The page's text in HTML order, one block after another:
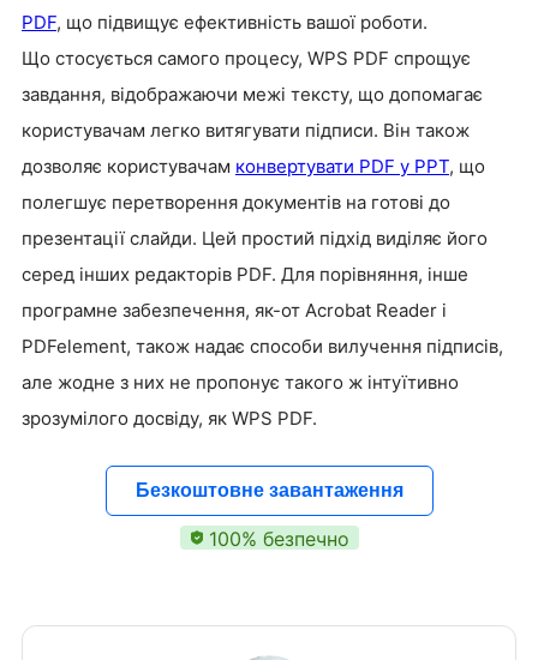
PDF, що підвищує ефективність вашої роботи.
Що стосується самого процесу, WPS PDF спрощує
завдання, відображаючи межі тексту, що допомагає
користувачам легко витягувати підписи. Він також
дозволяє користувачам конвертувати PDF у PPT, що
полегшує перетворення документів на готові до
презентації слайди. Цей простий підхід виділяє його
серед інших редакторів PDF. Для порівняння, інше
програмне забезпечення, як-от Acrobat Reader і
PDFelement, також надає способи вилучення підписів,
але жодне з них не пропонує такого ж інтуїтивно
зрозумілого досвіду, як WPS PDF.
Безкоштовне завантаження
100% безпечно